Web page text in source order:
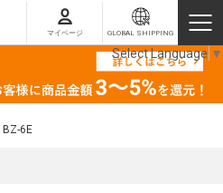
マイページ GLOBAL SHIPPING
BZ-6E
Select Language ▼